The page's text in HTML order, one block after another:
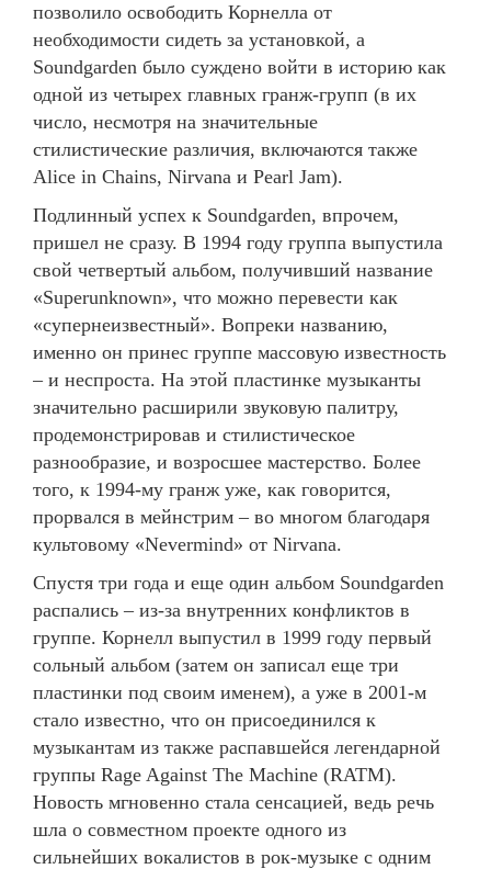
позволило освободить Корнелла от
необходимости сидеть за установкой, а
Soundgarden было суждено войти в историю как
одной из четырех главных гранж-групп (в их
число, несмотря на значительные
стилистические различия, включаются также
Alice in Chains, Nirvana и Pearl Jam).
Подлинный успех к Soundgarden, впрочем,
пришел не сразу. В 1994 году группа выпустила
свой четвертый альбом, получивший название
«Superunknown», что можно перевести как
«супернеизвестный». Вопреки названию,
именно он принес группе массовую известность
– и неспроста. На этой пластинке музыканты
значительно расширили звуковую палитру,
продемонстрировав и стилистическое
разнообразие, и возросшее мастерство. Более
того, к 1994-му гранж уже, как говорится,
прорвался в мейнстрим – во многом благодаря
культовому «Nevermind» от Nirvana.
Спустя три года и еще один альбом Soundgarden
распались – из-за внутренних конфликтов в
группе. Корнелл выпустил в 1999 году первый
сольный альбом (затем он записал еще три
пластинки под своим именем), а уже в 2001-м
стало известно, что он присоединился к
музыкантам из также распавшейся легендарной
группы Rage Against The Machine (RATM).
Новость мгновенно стала сенсацией, ведь речь
шла о совместном проекте одного из
сильнейших вокалистов в рок-музыке с одним